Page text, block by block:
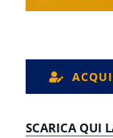
SCARICA QUI